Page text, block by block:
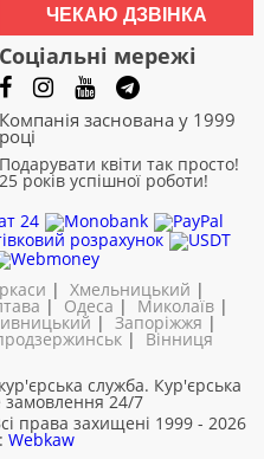
ЧЕКАЮ ДЗВІНКА
Соціальні мережі
Компанія заснована у 1999
році
Подарувати квіти так просто!
25 років успішної роботи!
| Хмельницький |
| Одеса | Миколаїв |
| Запоріжжя |
| Вінниця
служба. Кур'єрська
24/7
права захищені 1999 - 2026
Webkaw